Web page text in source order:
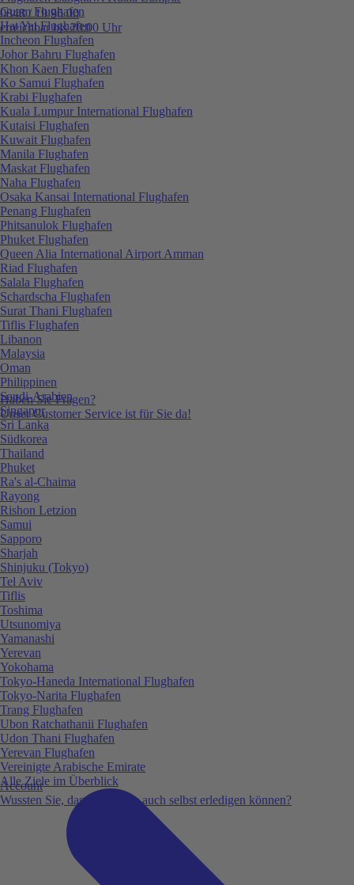
0848 / 19 96 00
erreichbar bis 20:00 Uhr
Haben Sie Fragen?
Unser Customer Service ist für Sie da!
Account
Wussten Sie, dass Sie vieles auch selbst erledigen können?
Guam Flughafen
Hat Yai Flughafen
Incheon Flughafen
Johor Bahru Flughafen
Khon Kaen Flughafen
Ko Samui Flughafen
Krabi Flughafen
Kuala Lumpur International Flughafen
Kutaisi Flughafen
Kuwait Flughafen
Manila Flughafen
Maskat Flughafen
Naha Flughafen
Osaka Kansai International Flughafen
Penang Flughafen
Phitsanulok Flughafen
Phuket Flughafen
Queen Alia International Airport Amman
Riad Flughafen
Salala Flughafen
Schardscha Flughafen
Surat Thani Flughafen
Tiflis Flughafen
Libanon
Malaysia
Oman
Philippinen
Saudi-Arabien
Singapur
Sri Lanka
Südkorea
Thailand
Phuket
Ra's al-Chaima
Rayong
Rishon Letzion
Samui
Sapporo
Sharjah
Shinjuku (Tokyo)
Tel Aviv
Tiflis
Toshima
Utsunomiya
Yamanashi
Yerevan
Yokohama
Tokyo-Haneda International Flughafen
Tokyo-Narita Flughafen
Trang Flughafen
Ubon Ratchathanii Flughafen
Udon Thani Flughafen
Yerevan Flughafen
Vereinigte Arabische Emirate
Alle Ziele im Überblick